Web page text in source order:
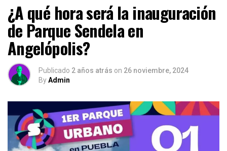
¿A qué hora será la inauguración
de Parque Sendela en
Angelópolis?
Publicado 2 años atrás on 26 noviembre, 2024
ByAdmin